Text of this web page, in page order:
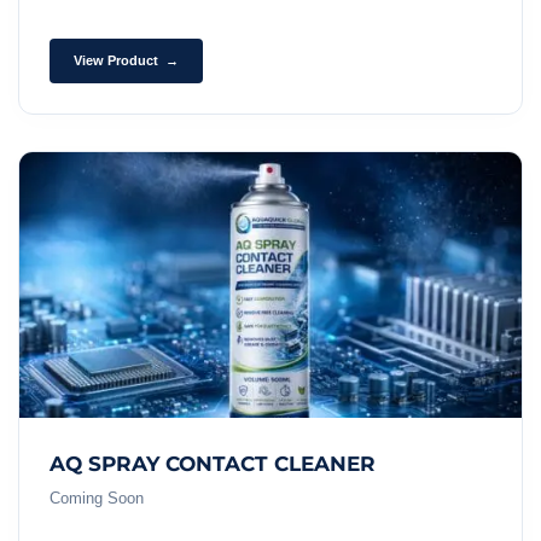
View Product →
AQ SPRAY CONTACT CLEANER
Coming Soon